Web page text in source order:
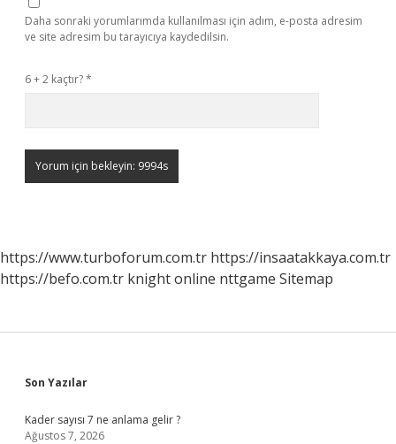
Daha sonraki yorumlarımda kullanılması için adım, e-posta adresim
ve site adresim bu tarayıcıya kaydedilsin.
6 + 2 kaçtır?*
https://www.turboforum.com.tr https://insaatakkaya.com.tr
https://befo.com.tr knight online nttgame Sitemap
Sidebar
Son Yazılar
Kader sayısı 7 ne anlama gelir ?
Ağustos 7, 2026